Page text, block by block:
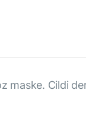
maske. Cildi